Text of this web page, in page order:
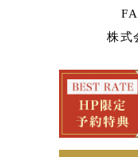
株式